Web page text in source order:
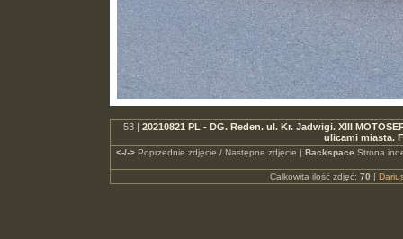
53 | 20210821 PL - DG. Reden. ul. Kr. Jadwigi. XIII
ulicami miasta.
<-/->Poprzednie zdjęcie / Następne zdjęcie | Backspace Strona
Całkowita ilość zdjęć: 70 |